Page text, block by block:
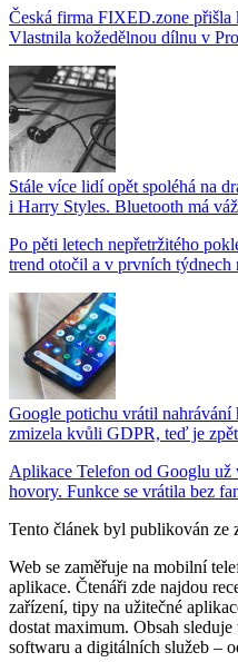
Česká firma FIXED.zone
Vlastnila kožedělnou dílnu v
Stále více lidí opět spoléhá na
i Harry Styles. Bluetooth má
Po pěti letech nepřetržitého
trend otočil a v prvních týdnech
Google potichu vrátil
zmizela kvůli GDPR, teď je
Aplikace Telefon od Googlu už
hovory. Funkce se vrátila bez
Tento článek byl publikován ze
Web se zaměřuje na mobilní
aplikace. Čtenáři zde najdou
zařízení, tipy na užitečné
dostat maximum. Obsah
softwaru a digitálních služeb –